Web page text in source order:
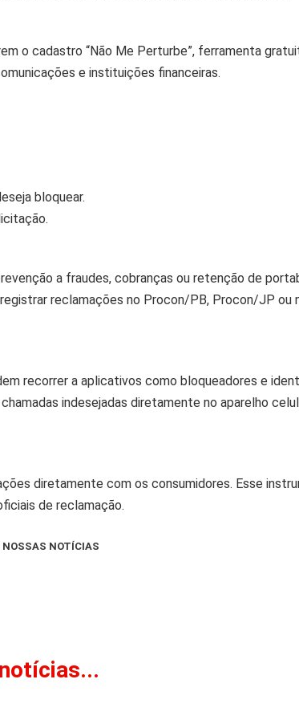
o cadastro “Não Me Perturbe”, ferramenta
e instituições financeiras.
bloquear.
a fraudes, cobranças ou retenção de
reclamações no Procon/PB, Procon/JP ou
recorrer a aplicativos como bloqueadores e
indesejadas diretamente no aparelho
diretamente com os consumidores. Esse
de reclamação.
NOTÍCIAS